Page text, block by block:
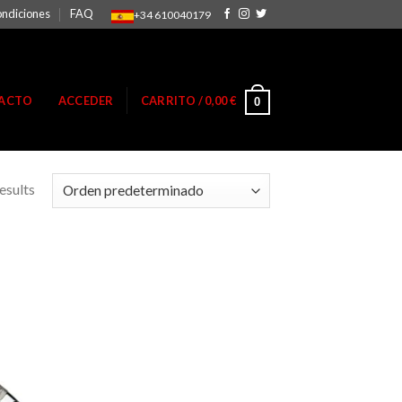
FAQ +34 610040179
ACCEDER CARRITO /0,00€ 0